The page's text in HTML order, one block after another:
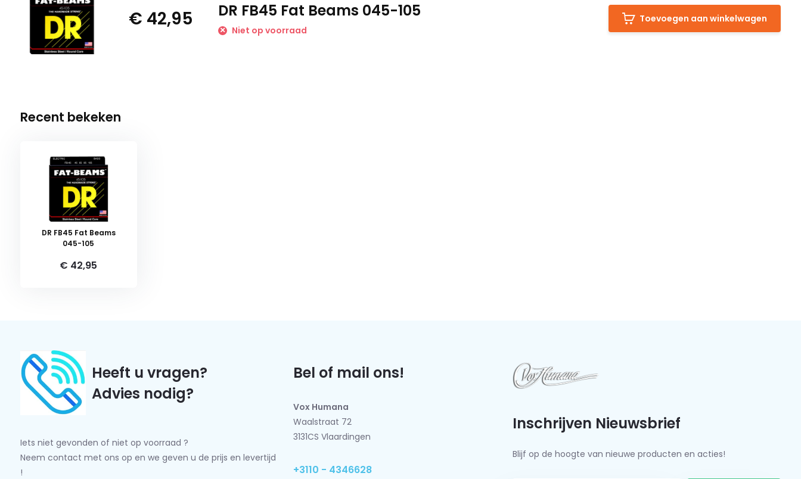
€ 42,95 DR FB45 Fat Beams 045-105
Niet op voorraad
Toevoegen aan winkelwagen
Recent bekeken
DR FB45 Fat Beams
045-105
€ 42,95
Heeft u vragen?
Advies nodig?
Iets niet gevonden of niet op voorraad ?
Neem contact met ons op en we geven u de prijs en levertijd
!
Bel of mail ons!
Vox Humana
Waalstraat 72
3131CS Vlaardingen
+3110 - 4346628
Inschrijven Nieuwsbrief
Blijf op de hoogte van nieuwe producten en acties!